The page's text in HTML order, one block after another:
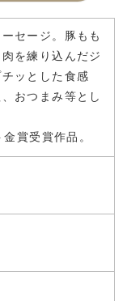
セージ。豚もも
を練り込んだジ
ッとした食感
おつまみ等とし
賞受賞作品。